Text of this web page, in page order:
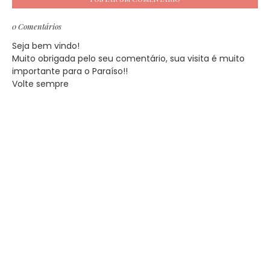
0 Comentários
Seja bem vindo!
Muito obrigada pelo seu comentário, sua visita é muito
importante para o Paraíso!!
Volte sempre